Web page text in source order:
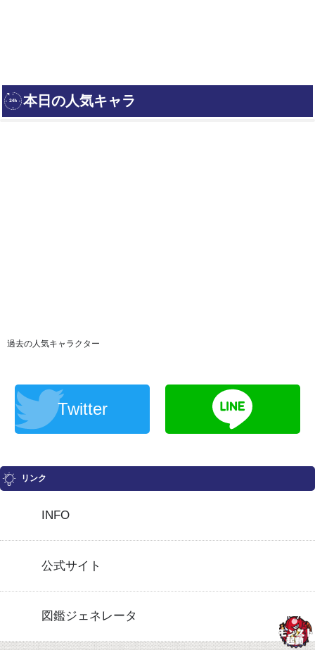
過去の人気キャラクター
Twitter
リンク
INFO
公式サイト
図鑑ジェネレータ